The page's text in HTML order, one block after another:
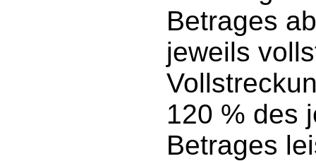
Betrages
jeweils
120 % des
Betrages